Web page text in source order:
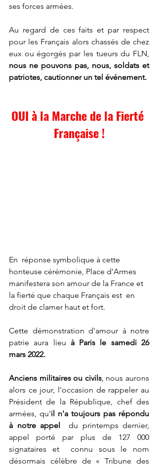
ses forces armées.
Au regard de ces faits et par respect
pour les Français alors chassés de chez
nous ne pouvons pas, nous, soldats et
patriotes, cautionner un tel événement.
OUI à la Marche de la Fierté
Française !
En  réponse symbolique à cette
honteuse cérémonie, Place d'Armes
manifestera son amour de la France et
la fierté que chaque Français est  en
droit de clamer haut et fort.
Cette démonstration d'amour à notre
patrie aura lieu à Paris le samedi 26
mars 2022.
Anciens militaires ou civils, nous aurons
alors ce jour, l'occasion de rappeler au
Président de la République, chef des
armées, qu'il n'a toujours pas répondu
à notre appel
  du printemps dernier,
appel porté par plus de 127 000
signataires et  connu sous le nom
désormais célèbre de « Tribune des